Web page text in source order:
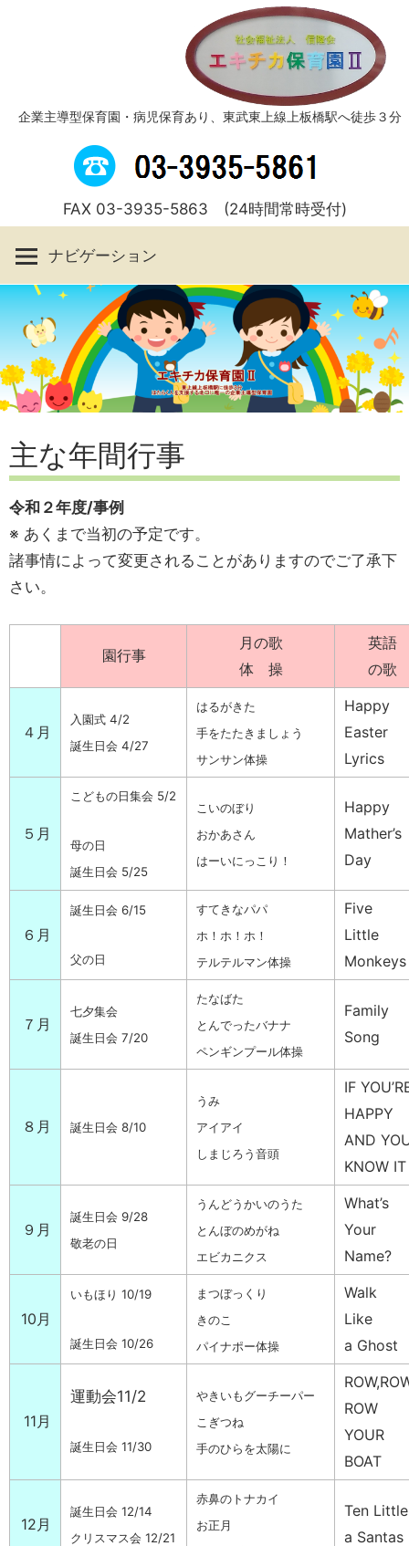
ッ
企業主導型保育園・病児保育あり、東武東上線上板橋駅へ徒歩３分
FAX 03-3935-5863 (24時間常時受付)
ナビゲーション
主な年間行事
令和２年度/事例
※ あくまで当初の予定です。
諸事情によって変更されることがありますのでご了承下
さい。
園行事
月の歌
体 操
英語
の歌
４月
入園式 4/2
誕生日会 4/27
はるがきた
手をたたきましょう
サンサン体操
Happy
Easter
Lyrics
５月
こどもの日集会 5/2
母の日
誕生日会 5/25
こいのぼり
おかあさん
はーいにっこり！
Happy
Mather’s
Day
６月
誕生日会 6/15
父の日
すてきなパパ
ホ！ホ！ホ！
テルテルマン体操
Five
Little
Monkeys
７月
七夕集会
誕生日会 7/20
たなばた
とんでったバナナ
ペンギンプール体操
Family
Song
８月 誕生日会 8/10
うみ
アイアイ
しまじろう音頭
IF
HAPPY
AND
KNOW IT
９月
誕生日会 9/28
敬老の日
うんどうかいのうた
とんぼのめがね
エビカニクス
What’s
Your
Name?
10月
いもほり 10/19
誕生日会 10/26
まつぼっくり
きのこ
パイナポー体操
Walk
Like
a Ghost
11月
運動会11/2
誕生日会 11/30
やきいもグーチーパー
こぎつね
手のひらを太陽に
ROW
YOUR
BOAT
12月
誕生日会 12/14
クリスマス会 12/21
赤鼻のトナカイ
お正月
Ten Little
a Santas